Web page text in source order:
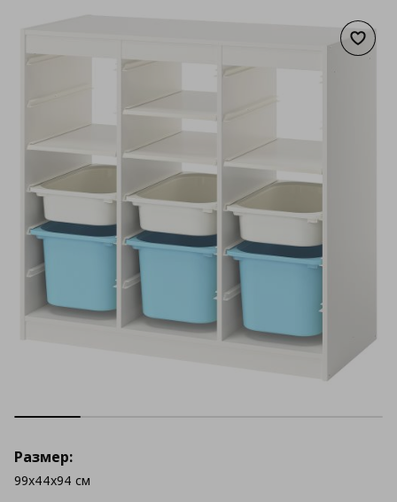
Размер:
99x44x94 см